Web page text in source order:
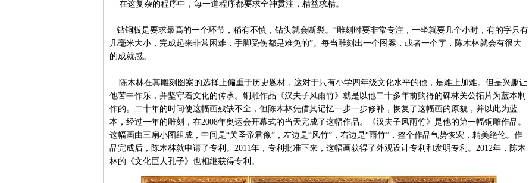
在这复杂的程序中，每一道程序都要求全神贯注，精益求精。
钻铜板是要求最高的一个环节，稍有不慎，钻头就会断裂。“雕刻时要非常专注，一坐就要几个小时，有的字只有
几毫米大小，完成起来非常困难，手脚受伤都是难免的”。每当雕刻出一个图案，或者一个字，陈木林就会有很大
的成就感。
陈木林在其雕刻图案的选择上偏重于历史题材，这对于只有小学四年级文化水平的他，是难上加难。但是兴趣让
他苦中作乐，并坚守着文化的传承。铜雕作品《汉夫子风雨竹》就是以他二十多年前购得的碑林关公拓片为蓝本制
作的。二十年的时间使这幅画残缺不全，但陈木林凭借其记忆一步一步修补，恢复了这幅画的原貌，并以此为蓝
本，经过一年的雕刻，在2008年奥运会开幕式的当天完成了这幅作品。《汉夫子风雨竹》是他的第一幅铜雕作品。
这幅画由三扇小图组成，中间是“关圣帝君像”，左边是“风竹”，右边是“雨竹”，整个作品气势恢宏，精美绝伦。作
品完成后，陈木林就申请了专利。2011年，专利批准下来，这幅画获得了外观设计专利和发明专利。2012年，陈木
林的《文化巨人孔子》也相继获得专利。